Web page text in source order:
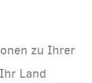
zu Ihrer
Land